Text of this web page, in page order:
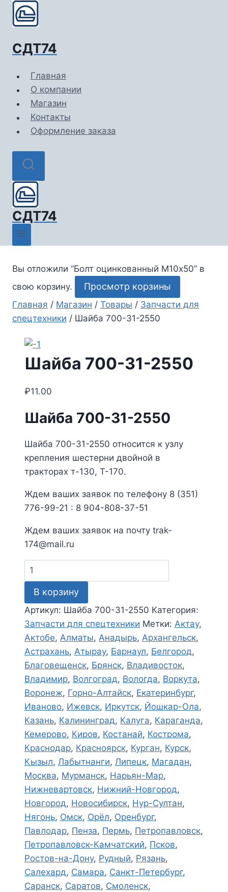
Перейти
СДТ74
Главная
О компании
Магазин
Контакты
Оформление заказа
СДТ74
Вы отложили “Болт оцинкованный М10х50” в
свою корзину.
Просмотр корзины
Главная / Магазин / Товары / Запчасти для
спецтехники / Шайба 700-31-2550
Шайба 700-31-2550
₽11.00
Шайба 700-31-2550
Шайба 700-31-2550 относится к узлу
крепления шестерни двойной в
тракторах т-130, Т-170.
Ждем ваших заявок по телефону 8 (351)
776-99-21 : 8 904-808-37-51
Ждем ваших заявок на почту trak-
174@mail.ru
Количество
товара
Шайба
700-
31-
2550
В корзину
Артикул: Шайба 700-31-2550 Категория:
Запчасти для спецтехники Метки: Актау,
Актобе, Алматы, Анадырь, Архангельск,
Астрахань, Атырау, Барнаул, Белгород,
Благовещенск, Брянск, Владивосток,
Владимир, Волгоград, Вологда, Воркута,
Воронеж, Горно-Алтайск, Екатеринбург,
Иваново, Ижевск, Иркутск, Йошкар-Ола,
Казань, Калининград, Калуга, Караганда,
Кемерово, Киров, Костанай, Кострома,
Краснодар, Красноярск, Курган, Курск,
Кызыл, Лабытнанги, Липецк, Магадан,
Москва, Мурманск, Нарьян-Мар,
Нижневартовск, Нижний-Новгород,
Новгород, Новосибирск, Нур-Султан,
Нягонь, Омск, Орёл, Оренбург,
Павлодар, Пенза, Пермь, Петропавловск,
Петропавловск-Камчатский, Псков,
Ростов-на-Дону, Рудный, Рязань,
Салехард, Самара, Санкт-Петербург,
Саранск, Саратов, Смоленск,